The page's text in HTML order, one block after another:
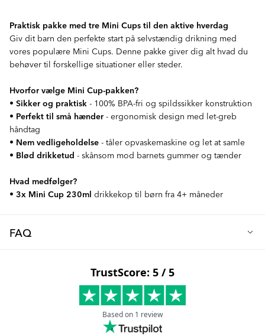
Praktisk pakke med tre Mini Cups til den aktive hverdag
Giv dit barn den perfekte start på selvstændig drikning med
vores populære Mini Cups. Denne pakke giver dig alt hvad du
behøver til forskellige situationer eller steder.
Hvorfor vælge Mini Cup-pakken?
• Sikker og praktisk - 100% BPA-fri og spildssikker konstruktion
• Perfekt til små hænder - ergonomisk design med let-greb
håndtag
• Nem vedligeholdelse - tåler opvaskemaskine og let at samle
• Blød drikketud - skånsom mod barnets gummer og tænder
Hvad medfølger?
• 3x Mini Cup 230ml drikkekop til børn fra 4+ måneder
FAQ
Vores Mini Cups er designet med både forældre og småbørn i
tankerne! Hver kop har et smart spildsikkert design med
mixernet, der hjælper med at nedbryde klumper i drikkevarer -
perfekt til smoothies og modermælkserstatning. Det
ergonomiske design med let-greb håndtag er tilpasset små